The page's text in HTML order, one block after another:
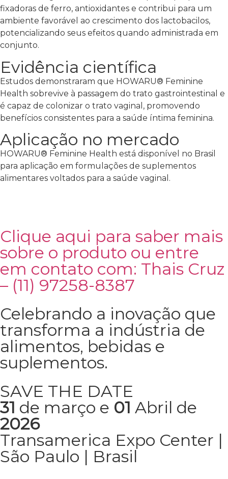
fixadoras de ferro, antioxidantes e contribui para um
ambiente favorável ao crescimento dos lactobacilos,
potencializando seus efeitos quando administrada em
conjunto.
Evidência científica
Estudos demonstraram que HOWARU® Feminine
Health sobrevive à passagem do trato gastrointestinal e
é capaz de colonizar o trato vaginal, promovendo
benefícios consistentes para a saúde íntima feminina.
Aplicação no mercado
HOWARU® Feminine Health está disponível no Brasil
para aplicação em formulações de suplementos
alimentares voltados para a saúde vaginal.
Clique aqui para saber mais
sobre o produto ou entre
em contato com: Thais Cruz
– (11) 97258-8387
Celebrando a inovação que
transforma a indústria de
alimentos, bebidas e
suplementos.
SAVE THE DATE
31 de março e 01 Abril de
2026
Transamerica Expo Center |
São Paulo | Brasil